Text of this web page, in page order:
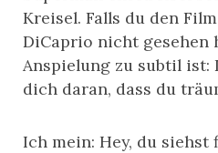
Kreisel. Falls du den
DiCaprio nicht gesehen
Anspielung zu subtil
dich daran, dass du
Ich mein: Hey, du siehst